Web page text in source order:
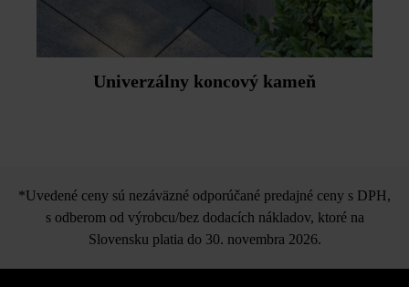
Univerzálny koncový kameň
*Uvedené ceny sú nezáväzné odporúčané predajné ceny s DPH,
s odberom od výrobcu/bez dodacích nákladov, ktoré na
Slovensku platia do 30. novembra 2026.